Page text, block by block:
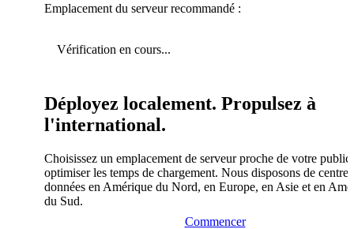
Emplacement du serveur recommandé :
Vérification en cours...
Déployez localement. Propulsez à
l'international.
Choisissez un emplacement de serveur proche de votre
optimiser les temps de chargement. Nous disposons de
données en Amérique du Nord, en Europe, en Asie et en
du Sud.
Commencer